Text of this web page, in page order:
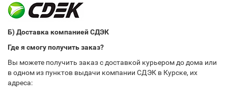
Б) Доставка компанией СДЭК
Где я смогу получить заказ?
Вы можете получить заказ с доставкой курьером до дома или
в одном из пунктов выдачи компании СДЭК в Курске, их
адреса: